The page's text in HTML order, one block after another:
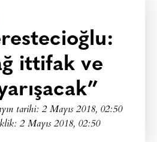
ittifak ve
tarihi: 2 Mayıs 2018, 02:50
2 Mayıs 2018, 02:50